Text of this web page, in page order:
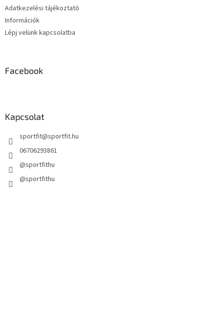
Adatkezelési tájékoztató
Információk
Lépj velünk kapcsolatba
Facebook
Kapcsolat
sportfit@sportfit.hu
06706293861
@sportfithu
@sportfithu